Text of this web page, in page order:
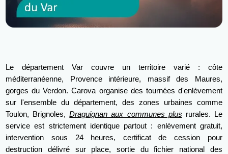
Le département Var couvre un territoire varié : côte
méditerranéenne, Provence intérieure, massif des Maures,
gorges du Verdon. Carova organise des tournées d'enlèvement
sur l'ensemble du département, des zones urbaines comme
Toulon, Brignoles,Draguignan aux communes plus rurales. Le
service est strictement identique partout : enlèvement gratuit,
intervention sous 24 heures, certificat de cession pour
destruction délivré sur place, sortie du fichier national des